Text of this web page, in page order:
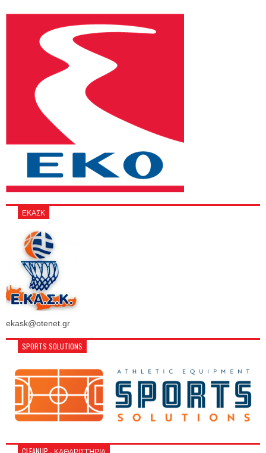
ΕΚΑΣΚ
ekask@otenet.gr
SPORTS SOLUTIONS